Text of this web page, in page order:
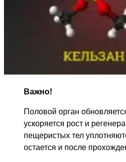
Важно!
Половой орган
ускоряется рост и
пещеристых тел
остается и после